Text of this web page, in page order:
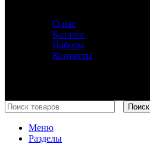
О нас
Каталог
Наборы
Контакты
Поиск
Меню
Разделы